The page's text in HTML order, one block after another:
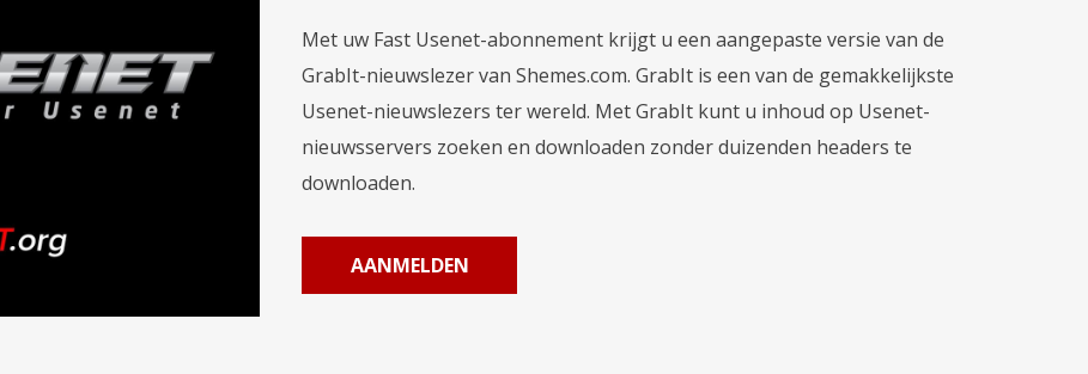
Met uw Fast Usenet-abonnement krijgt u een aangepaste versie van de
GrabIt-nieuwslezer van Shemes.com. GrabIt is een van de gemakkelijkste
Usenet-nieuwslezers ter wereld. Met GrabIt kunt u inhoud op Usenet-
nieuwsservers zoeken en downloaden zonder duizenden headers te
downloaden.
AANMELDEN